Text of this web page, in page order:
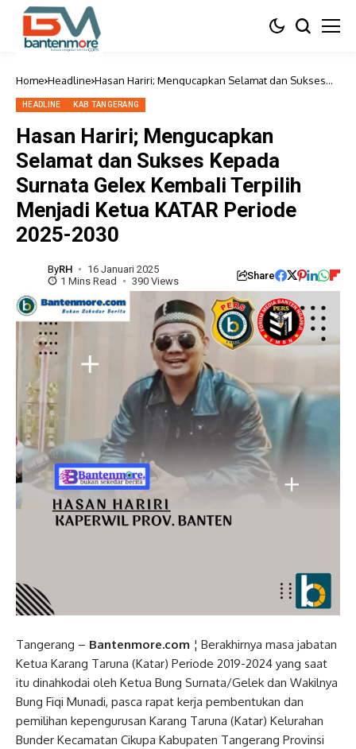
Home Headline Hasan Hariri; Mengucapkan Selamat dan Sukses
Ketua KATAR Periode 2025-2030
HEADLINE KAB TANGERANG
Hasan Hariri; Mengucapkan
Selamat dan Sukses Kepada
Surnata Gelex Kembali Terpilih
Menjadi Ketua KATAR Periode
2025-2030
ByRH
16 Januari 2025
1 Mins Read
390 Views Share
Tangerang – Bantenmore.com ¦ Berakhirnya masa jabatan
Ketua Karang Taruna (Katar) Periode 2019-2024 yang saat
itu dinahkodai oleh Ketua Bung Surnata/Gelek dan Wakilnya
Bung Fiqi Munadi, pasca rapat kerja pembentukan dan
pemilihan kepengurusan Karang Taruna (Katar) Kelurahan
Bunder Kecamatan Cikupa Kabupaten Tangerang Provinsi